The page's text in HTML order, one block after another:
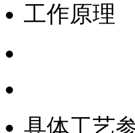
工作原理
具体工艺